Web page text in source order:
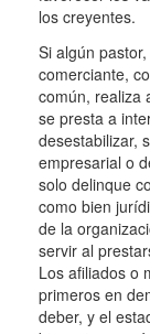
los creyentes.
Si algún
comerciante,
común, realiza
se presta a
desestabilizar,
empresarial o
solo delinque
como bien
de la
servir al
Los afiliados o
primeros en
deber, y el